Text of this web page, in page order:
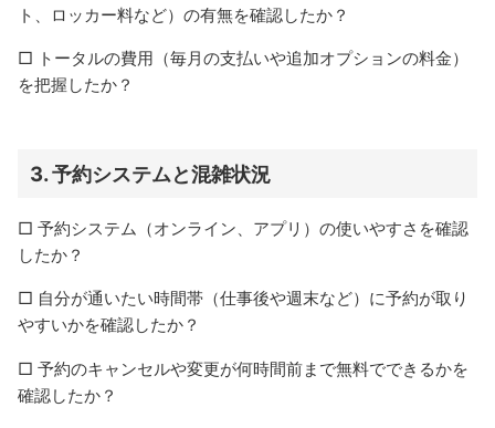
ト、ロッカー料など）の有無を確認したか？
□ トータルの費用（毎月の支払いや追加オプションの料金）
を把握したか？
3.予約システムと混雑状況
□ 予約システム（オンライン、アプリ）の使いやすさを確認
したか？
□ 自分が通いたい時間帯（仕事後や週末など）に予約が取り
やすいかを確認したか？
□ 予約のキャンセルや変更が何時間前まで無料でできるかを
確認したか？